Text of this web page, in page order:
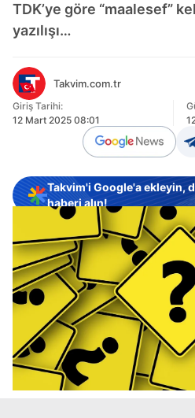
TDK’ye göre “maalesef”
yazılışı…
Takvim.com.tr
Giriş Tarihi:
12 Mart 2025 08:01
Takvim'i Google'a ekleyin,
haberi alın!